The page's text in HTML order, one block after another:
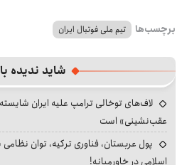
برچسب‌ها تیم ملی فوتبال ایران
شاید ندیده
لاف‌های توخالی ترامپ علیه ایران
عقب‌نشینی» است
پول عربستان، فناوری ترکیه، توان
اسلامی در خاورمیانه!